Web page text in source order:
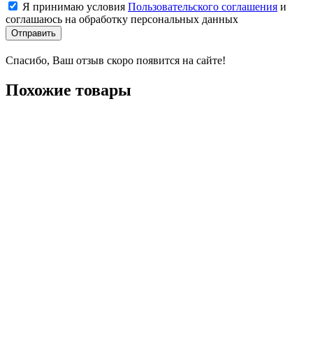
Я принимаю условия Пользовательского соглашения и
соглашаюсь на обработку персональных данных
Отправить
Спасибо, Ваш отзыв скоро появится на сайте!
Похожие товары